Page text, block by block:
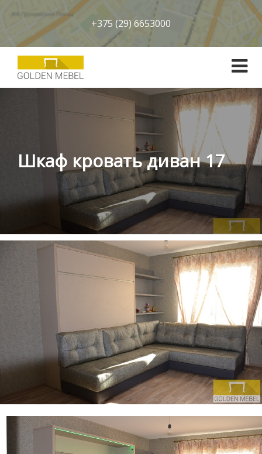
+375 (29) 6653000
Шкаф кровать диван 17